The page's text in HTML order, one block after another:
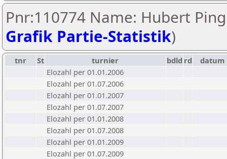
Pnr:110774 Name: Hubert
Grafik Partie-Statistik)
tnr St turnier bdld rd
datum
Elozahl per 01.01.2006
Elozahl per 01.07.2006
Elozahl per 01.01.2007
Elozahl per 01.07.2007
Elozahl per 01.01.2008
Elozahl per 01.07.2008
Elozahl per 01.01.2009
Elozahl per 01.07.2009